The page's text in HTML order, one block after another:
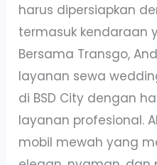
harus dipersiapkan
termasuk kendaraan
Bersama Transgo,
layanan sewa
di BSD City dengan
layanan profesional.
mobil mewah yang